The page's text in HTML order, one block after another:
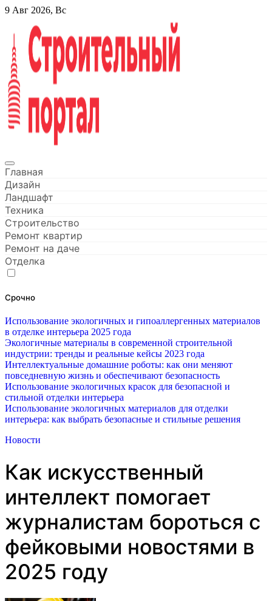
Перейти
содержанию
9 Авг 2026, Вс
Строительный портал
Главная
Дизайн
Ландшафт
Техника
Строительство
Ремонт квартир
Ремонт на даче
Отделка
Срочно
Использование экологичных и гипоаллергенных материалов
в отделке интерьера 2025 года
Экологичные материалы в современной строительной
индустрии: тренды и реальные кейсы 2023 года
Интеллектуальные домашние роботы: как они меняют
повседневную жизнь и обеспечивают безопасность
Использование экологичных красок для безопасной и
стильной отделки интерьера
Использование экологичных материалов для отделки
интерьера: как выбрать безопасные и стильные решения
Новости
Как искусственный
интеллект помогает
журналистам бороться с
фейковыми новостями в
2025 году